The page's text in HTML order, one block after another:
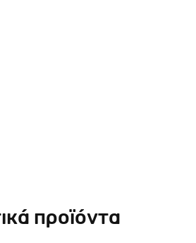
προϊόντα